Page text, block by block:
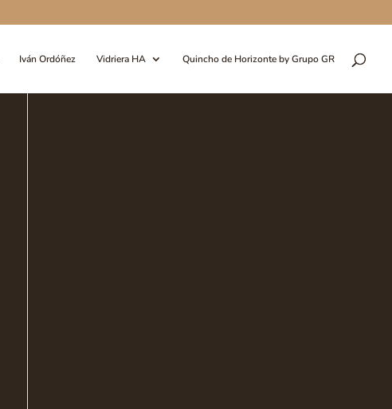
Iván Ordóñez Vidriera HA Quincho de Horizonte by Grupo GR